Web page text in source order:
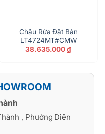
Chậu Rửa Đặt Bàn
LT4724MT#CMW
38.635.000₫
, Phường Diên